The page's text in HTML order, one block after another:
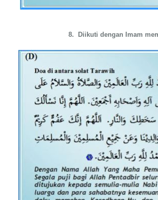
8. Diikuti dengan Imam